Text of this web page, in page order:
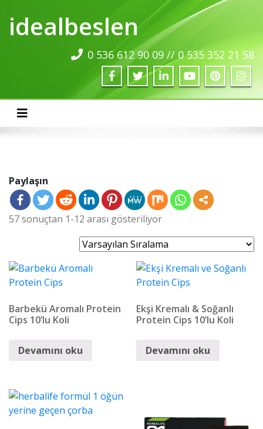
idealbeslen
Bu websitesi, Herbalife Bağımsız Üyesi Levent ve Okşan
0 536 612 90 09 // 0 535 352 21 58
Toggle navigation
Paylaşın
57 sonuçtan 1-12 arası gösteriliyor
Barbekü Aromalı Protein
Cips 10’lu Koli
Devamını oku
Ekşi Kremalı & Soğanlı
Protein Cips 10’lu Koli
Devamını oku